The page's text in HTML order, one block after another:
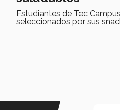
Estudiantes de Tec
seleccionados por sus